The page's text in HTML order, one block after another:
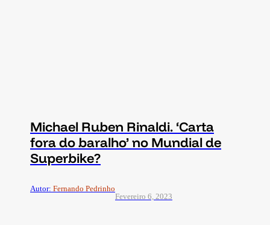
Michael Ruben Rinaldi. ‘Carta
fora do baralho’ no Mundial de
Superbike?
Autor: Fernando Pedrinho
Fevereiro 6, 2023